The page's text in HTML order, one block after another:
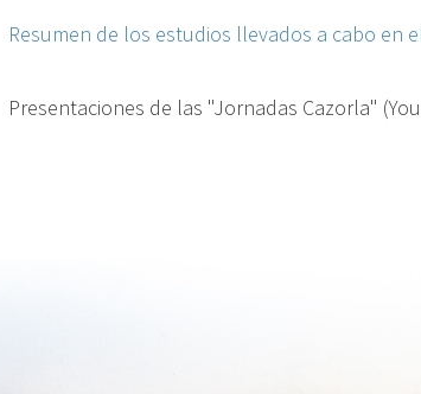
Resumen de los estudios llevados a cabo en
Presentaciones de las "Jornadas Cazorla"